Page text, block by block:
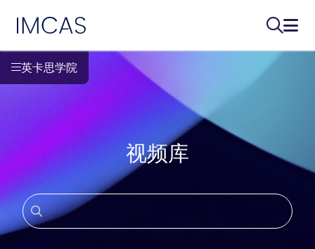
跳转到主要内容
IMCAS
搜索...打开
英卡思学院
视频库